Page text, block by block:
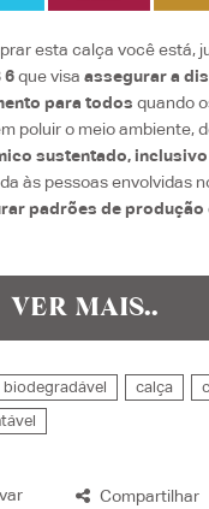
esta calça você está,
6que visaassegurar a
para todos quando
poluir o meio ambiente,
sustentado,
às pessoas envolvidas
padrões de produção
VER MAIS..
biodegradável calça
Compartilhar